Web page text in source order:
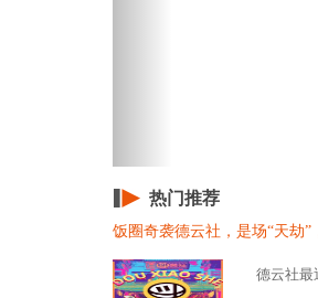
热门推荐
饭圈奇袭德云社，是场“天劫”
德云社最